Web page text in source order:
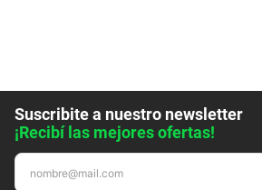
Suscribite a nuestro newsletter
¡Recibí las mejores ofertas!